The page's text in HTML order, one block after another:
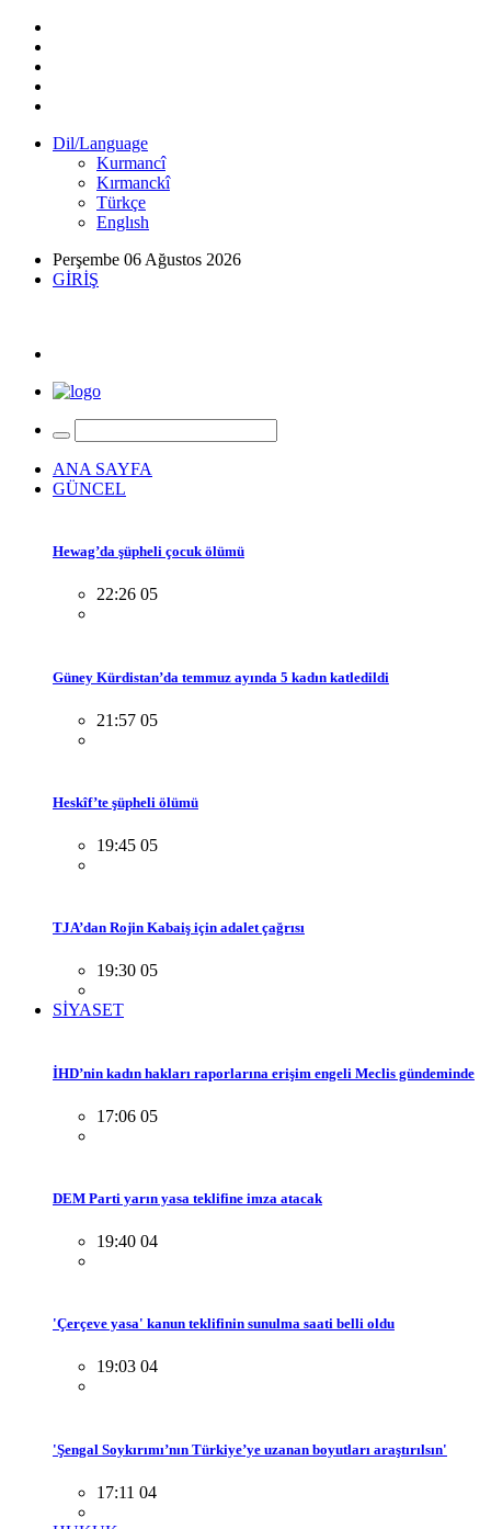
Dil/Language
Kurmancî
Kırmanckî
Türkçe
Englısh
Perşembe 06 Ağustos 2026
GİRİŞ
ANA SAYFA
GÜNCEL
Hewag’da şüpheli çocuk ölümü
22:26 05
Güney Kürdistan’da temmuz ayında 5 kadın katledildi
21:57 05
Heskîf’te şüpheli ölümü
19:45 05
TJA’dan Rojin Kabaiş için adalet çağrısı
19:30 05
SİYASET
İHD’nin kadın hakları raporlarına erişim engeli Meclis gündeminde
17:06 05
DEM Parti yarın yasa teklifine imza atacak
19:40 04
'Çerçeve yasa' kanun teklifinin sunulma saati belli oldu
19:03 04
'Şengal Soykırımı’nın Türkiye’ye uzanan boyutları araştırılsın'
17:11 04